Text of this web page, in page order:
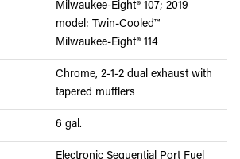
Milwaukee-Eight® 107; 2019
model: Twin-Cooled™
Milwaukee-Eight® 114
Chrome, 2-1-2 dual exhaust with
tapered mufflers
6 gal.